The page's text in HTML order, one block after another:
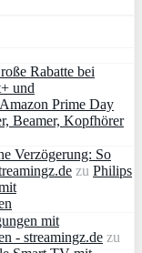
Rabatte bei
und
Amazon Prime Day
Beamer, Kopfhörer
Verzögerung: So
zu Philips
mit
- streamingz.de zu